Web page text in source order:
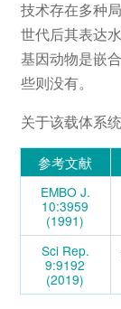
技术存在多种
世代后其表达
基因动物是嵌
些则没有。
关于该载体系
参考文献
EMBO J.
10:3959
(1991)
Sci Rep.
9:9192
(2019)